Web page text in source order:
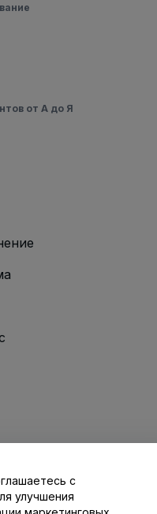
от А до Я
с нами
с
улучшения